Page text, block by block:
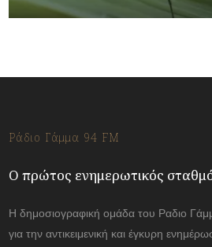
Ράδιο Γάμμα 94 FM
Ο πρώτος ενημερωτικός
Η δημοσιογραφική ομάδα του Ραδιο
για την αντικειμενική και έγκυρη